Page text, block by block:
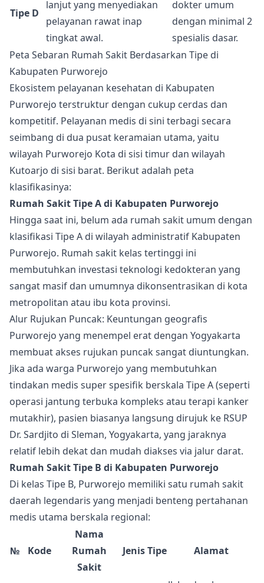
Tipe D
lanjut yang menyediakan
pelayanan rawat inap
tingkat awal.
dokter umum
dengan minimal 2
spesialis dasar.
Peta Sebaran Rumah Sakit Berdasarkan Tipe di
Kabupaten Purworejo
Ekosistem pelayanan kesehatan di Kabupaten
Purworejo terstruktur dengan cukup cerdas dan
kompetitif. Pelayanan medis di sini terbagi secara
seimbang di dua pusat keramaian utama, yaitu
wilayah Purworejo Kota di sisi timur dan wilayah
Kutoarjo di sisi barat. Berikut adalah peta
klasifikasinya:
Rumah Sakit Tipe A di Kabupaten Purworejo
Hingga saat ini, belum ada rumah sakit umum dengan
klasifikasi Tipe A di wilayah administratif Kabupaten
Purworejo. Rumah sakit kelas tertinggi ini
membutuhkan investasi teknologi kedokteran yang
sangat masif dan umumnya dikonsentrasikan di kota
metropolitan atau ibu kota provinsi.
Alur Rujukan Puncak: Keuntungan geografis
Purworejo yang menempel erat dengan Yogyakarta
membuat akses rujukan puncak sangat diuntungkan.
Jika ada warga Purworejo yang membutuhkan
tindakan medis super spesifik berskala Tipe A (seperti
operasi jantung terbuka kompleks atau terapi kanker
mutakhir), pasien biasanya langsung dirujuk ke RSUP
Dr. Sardjito di Sleman, Yogyakarta, yang jaraknya
relatif lebih dekat dan mudah diakses via jalur darat.
Rumah Sakit Tipe B di Kabupaten Purworejo
Di kelas Tipe B, Purworejo memiliki satu rumah sakit
daerah legendaris yang menjadi benteng pertahanan
medis utama berskala regional:
№ Kode
Nama
Rumah
Sakit
Jenis Tipe Alamat